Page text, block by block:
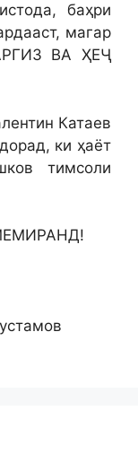
баҳри
магар
ВА ҲЕҶ
Катаев
ки ҳаёт
тимсоли